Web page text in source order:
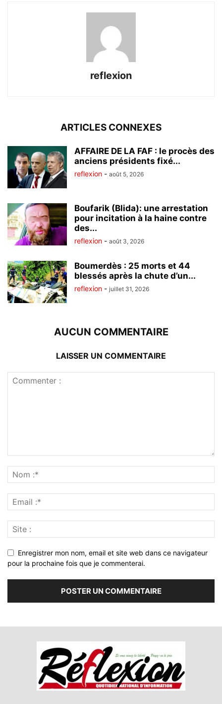
reflexion
ARTICLES CONNEXES
AFFAIRE DE LA FAF : le procès des
anciens présidents fixé...
reflexion - août 5, 2026
Boufarik (Blida): une arrestation
pour incitation à la haine contre
des...
reflexion - août 3, 2026
Boumerdès : 25 morts et 44
blessés après la chute d’un...
reflexion - juillet 31, 2026
AUCUN COMMENTAIRE
LAISSER UN COMMENTAIRE
Enregistrer mon nom, email et site web dans ce navigateur
pour la prochaine fois que je commenterai.